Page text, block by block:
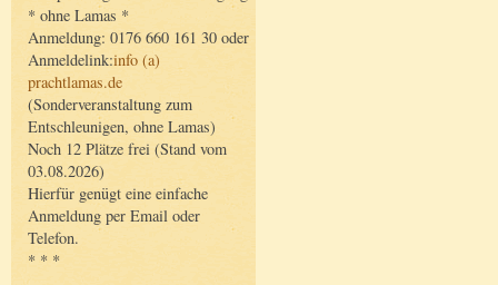
* ohne Lamas *
Anmeldung: 0176 660 161 30 oder
Anmeldelink:info (a)
prachtlamas.de
(Sonderveranstaltung zum
Entschleunigen, ohne Lamas)
Noch 12 Plätze frei (Stand vom
03.08.2026)
Hierfür genügt eine einfache
Anmeldung per Email oder
Telefon.
* * *